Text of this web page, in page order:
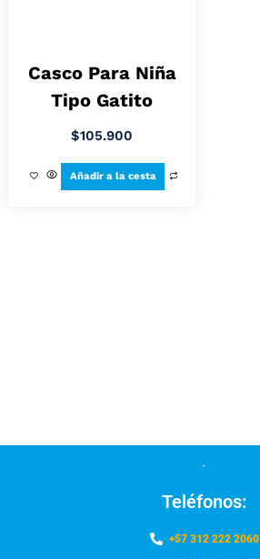
Casco Para Niña
Tipo Gatito
$105.900
Añadir a la cesta
Teléfonos:
+57 312 222 2060